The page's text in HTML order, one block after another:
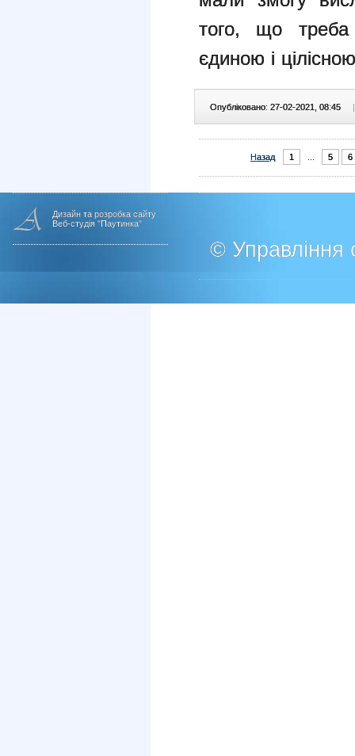
того, що
єдиною і
Опубліковано: 27-02-2021, 08:45 |
Назад 1 5 6
Дизайн та розробка сайту
Веб-студія "Паутинка"
© Управління